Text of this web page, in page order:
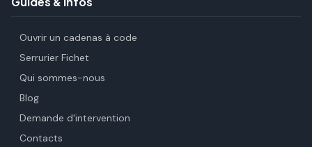
Ouvrir un cadenas à code
Serrurier Fichet
Qui sommes-nous
Blog
Demande d'intervention
Contacts